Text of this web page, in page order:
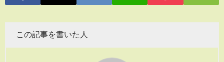
この記事を書いた人